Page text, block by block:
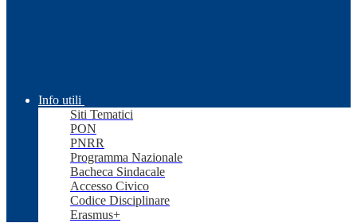
Info utili
Siti Tematici
PON
PNRR
Programma Nazionale
Bacheca Sindacale
Accesso Civico
Codice Disciplinare
Erasmus+